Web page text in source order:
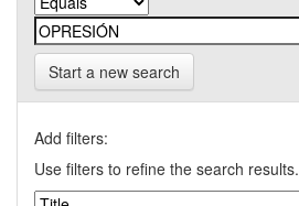
Start a new search
Add filters:
Use filters to refine the search results.